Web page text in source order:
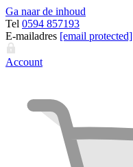
Ga naar de inhoud
Tel 0594 857193
E-mailadres [email protected]
Account